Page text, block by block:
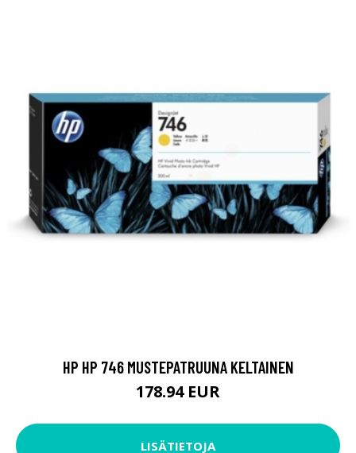
HP HP 746 MUSTEPATRUUNA KELTAINEN
178.94 EUR
LISÄTIETOJA